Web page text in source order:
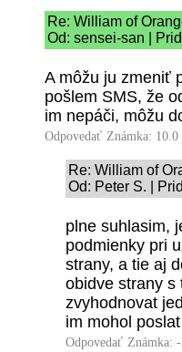
Re: William of
Od: sensei-san |
A môžu ju zmeniť
pošlem SMS, že
im nepáči, môžu
Odpovedať Známka: 10.0
Re: William of
Od: Peter S. |
plne suhlasim,
podmienky pri
strany, a tie aj
obidve strany s
zvyhodnovat
im mohol
Odpovedať Známka: